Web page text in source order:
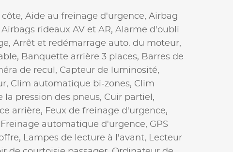
Aide au freinage d'urgence, Airbag
Airbags rideaux AV et AR, Alarme d'oubli
Arrêt et redémarrage auto. du moteur,
Banquette arrière 3 places, Barres de
de recul, Capteur de luminosité,
Clim automatique bi-zones, Clim
la pression des pneus, Cuir partiel,
arrière, Feux de freinage d'urgence,
Freinage automatique d'urgence, GPS
Lampes de lecture à l'avant, Lecteur